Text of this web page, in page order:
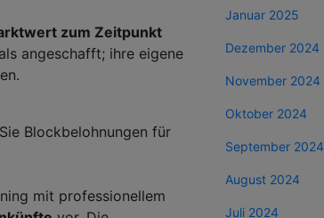
zum Zeitpunkt
angeschafft; ihre eigene
Blockbelohnungen für
mit professionellem
Januar 2025
Dezember 2024
November 2024
Oktober 2024
September 2024
August 2024
Juli 2024